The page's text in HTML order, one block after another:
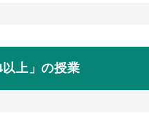
上」の授業